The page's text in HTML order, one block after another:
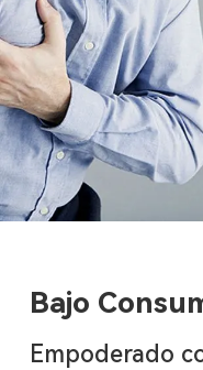
Bajo
Empoderado